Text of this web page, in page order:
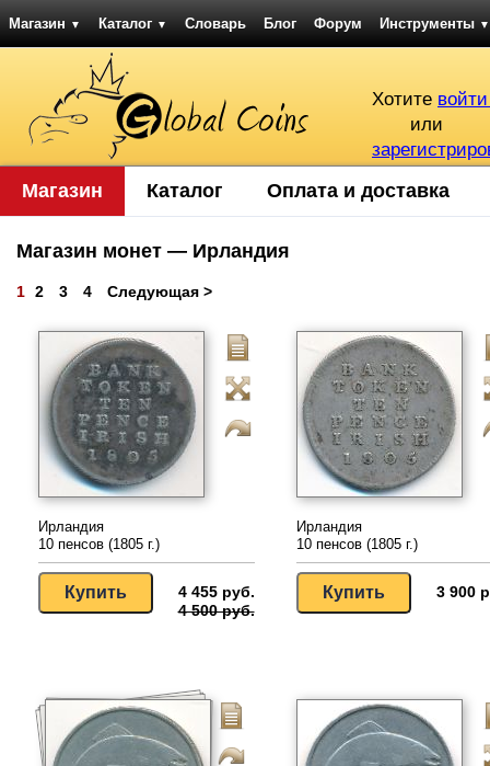
Магазин ▼ Каталог ▼ Словарь Блог Форум Инструменты ▼
Хотите
или
Магазин Каталог Оплата и доставка
Магазин монет — Ирландия
1 2 3 4 Следующая >
Ирландия
10 пенсов (1805 г.)
4 455 руб.
4 500 руб.
Ирландия
10 пенсов (1805 г.)
3 900